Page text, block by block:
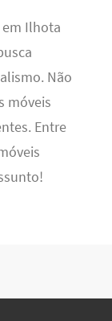
Ilhota
Não
móveis
Entre